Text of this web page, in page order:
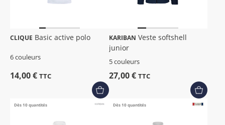
CLIQUE Basic active polo
6 couleurs
14,00 € TTC
KARIBAN
junior
5 couleurs
27,00 € TTC
Dès 10 quantités Dès 10 quantités